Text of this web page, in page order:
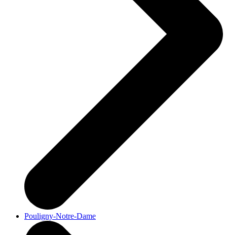
Pouligny-Notre-Dame